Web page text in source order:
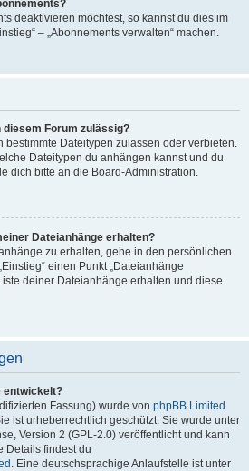
deaktivieren möchtest, so kannst du dies im
– „Abonnements verwalten“ machen.
diesem Forum zulässig?
bestimmte Dateitypen zulassen oder verbieten.
Dateitypen du anhängen kannst und du
dich bitte an die Board-Administration.
Dateianhänge erhalten?
zu erhalten, gehe in den persönlichen
einen Punkt „Dateianhänge
deiner Dateianhänge erhalten und diese
entwickelt?
Fassung) wurde von phpBB Limited
ist urheberrechtlich geschützt. Sie wurde unter
Version 2 (GPL-2.0) veröffentlicht und kann
Details findest du
. Eine deutschsprachige Anlaufstelle ist unter